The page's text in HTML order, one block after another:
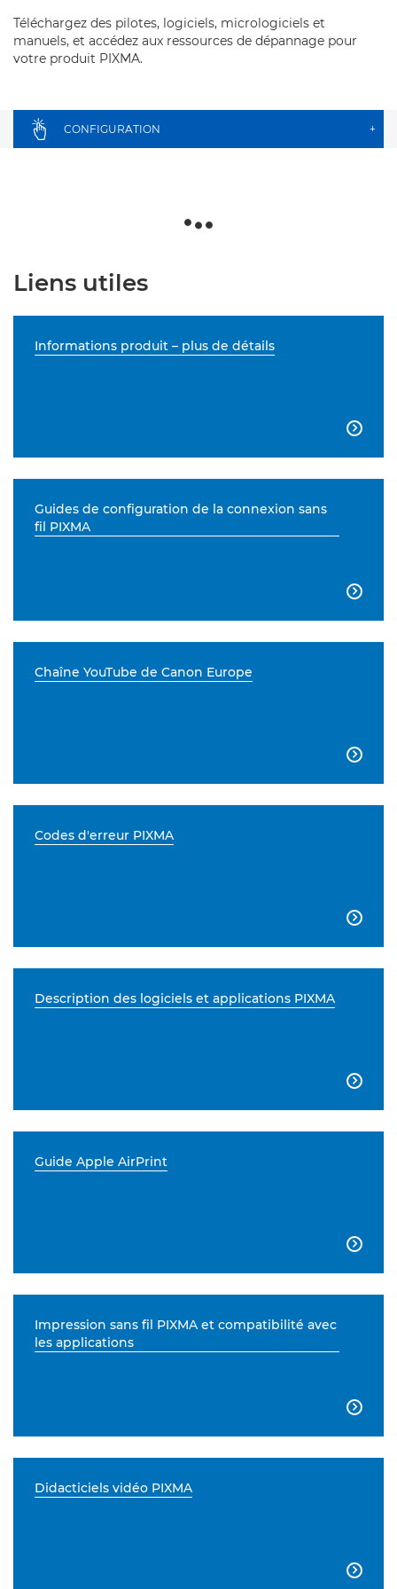
Téléchargez des pilotes, logiciels, micrologiciels et
manuels, et accédez aux ressources de dépannage pour
votre produit PIXMA.
CONFIGURATION +
Liens utiles
Informations produit – plus de détails

Guides de configuration de la connexion sans
fil PIXMA

Chaîne YouTube de Canon Europe

Codes d'erreur PIXMA

Description des logiciels et applications PIXMA

Guide Apple AirPrint

Impression sans fil PIXMA et compatibilité avec
les applications

Didacticiels vidéo PIXMA
